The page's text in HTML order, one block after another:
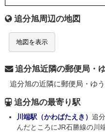
追分旭周辺の地図
地図を表示
追分旭近隣の郵便局・
追分旭の近隣に郵便局・ゆ
追分旭の最寄り駅
川端駅（かわばたえき） 追
んだところにJR石勝線の川